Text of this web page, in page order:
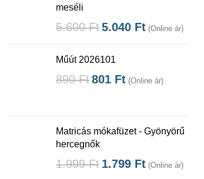
meséli
5.600Ft5.040 Ft (Online ár)
Műút 2026101
890Ft801 Ft (Online ár)
Matricás mókafüzet - Gyönyörű
hercegnők
1.999Ft 1.799 Ft (Online ár)